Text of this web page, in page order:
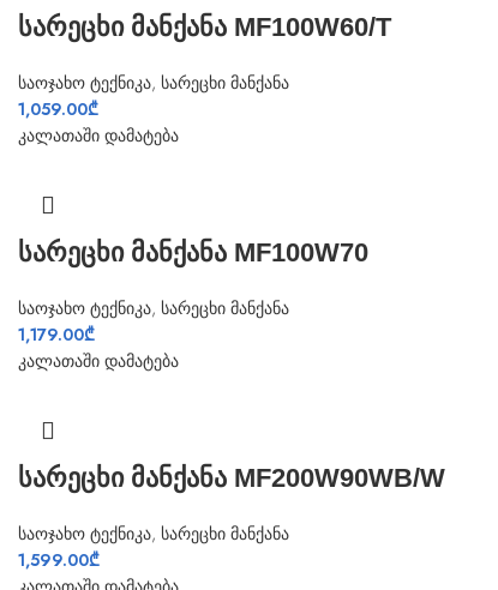
სარეცხი მანქანა MF100W60/T
საოჯახო ტექნიკა, სარეცხი მანქანა
1,059.00₾
კალათაში დამატება
სარეცხი მანქანა MF100W70
საოჯახო ტექნიკა, სარეცხი მანქანა
1,179.00₾
კალათაში დამატება
სარეცხი მანქანა MF200W90WB/W
საოჯახო ტექნიკა, სარეცხი მანქანა
1,599.00₾